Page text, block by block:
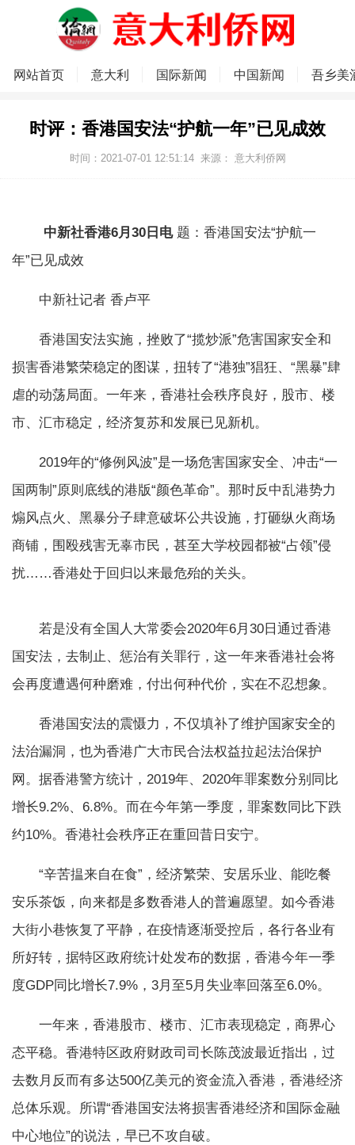
网站首页 意大利 国际新闻 中国新闻 吾乡美
时评：香港国安法“护航一年”已见成效
时间：2021-07-01 12:51:14 来源： 意大利侨网
中新社香港6月30日电题：香港国安法“护航一
年”已见成效
中新社记者 香卢平
香港国安法实施，挫败了“揽炒派”危害国家安全和
损害香港繁荣稳定的图谋，扭转了“港独”猖狂、“黑暴”肆
虐的动荡局面。一年来，香港社会秩序良好，股市、楼
市、汇市稳定，经济复苏和发展已见新机。
2019年的“修例风波”是一场危害国家安全、冲击“一
国两制”原则底线的港版“颜色革命”。那时反中乱港势力
煽风点火、黑暴分子肆意破坏公共设施，打砸纵火商场
商铺，围殴残害无辜市民，甚至大学校园都被“占领”侵
扰……香港处于回归以来最危殆的关头。
若是没有全国人大常委会2020年6月30日通过香港
国安法，去制止、惩治有关罪行，这一年来香港社会将
会再度遭遇何种磨难，付出何种代价，实在不忍想象。
香港国安法的震慑力，不仅填补了维护国家安全的
法治漏洞，也为香港广大市民合法权益拉起法治保护
网。据香港警方统计，2019年、2020年罪案数分别同比
增长9.2%、6.8%。而在今年第一季度，罪案数同比下跌
约10%。香港社会秩序正在重回昔日安宁。
“辛苦揾来自在食”，经济繁荣、安居乐业、能吃餐
安乐茶饭，向来都是多数香港人的普遍愿望。如今香港
大街小巷恢复了平静，在疫情逐渐受控后，各行各业有
所好转，据特区政府统计处发布的数据，香港今年一季
度GDP同比增长7.9%，3月至5月失业率回落至6.0%。
一年来，香港股市、楼市、汇市表现稳定，商界心
态平稳。香港特区政府财政司司长陈茂波最近指出，过
去数月反而有多达500亿美元的资金流入香港，香港经济
总体乐观。所谓“香港国安法将损害香港经济和国际金融
中心地位”的说法，早已不攻自破。